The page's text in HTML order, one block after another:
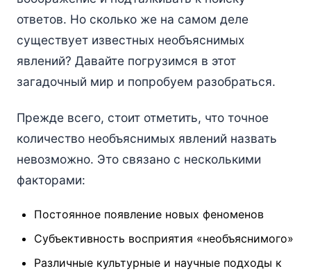
ответов. Но сколько же на самом деле
существует известных необъяснимых
явлений? Давайте погрузимся в этот
загадочный мир и попробуем разобраться.
Прежде всего, стоит отметить, что точное
количество необъяснимых явлений назвать
невозможно. Это связано с несколькими
факторами:
Постоянное появление новых феноменов
Субъективность восприятия «необъяснимого»
Различные культурные и научные подходы к